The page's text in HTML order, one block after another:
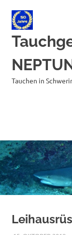
Inhalt
springen
Tauchen in